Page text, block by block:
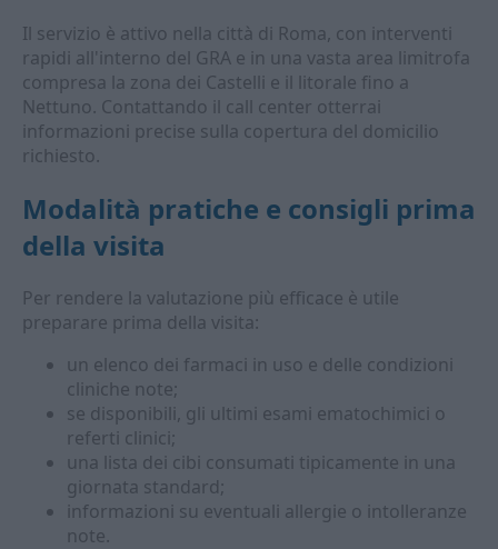
Il servizio è attivo nella città di Roma, con interventi
rapidi all'interno del GRA e in una vasta area limitrofa
compresa la zona dei Castelli e il litorale fino a
Nettuno. Contattando il call center otterrai
informazioni precise sulla copertura del domicilio
richiesto.
Modalità pratiche e consigli prima
della visita
Per rendere la valutazione più efficace è utile
preparare prima della visita:
un elenco dei farmaci in uso e delle condizioni
cliniche note;
se disponibili, gli ultimi esami ematochimici o
referti clinici;
una lista dei cibi consumati tipicamente in una
giornata standard;
informazioni su eventuali allergie o intolleranze
note.